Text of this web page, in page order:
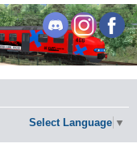
Select Language ▼